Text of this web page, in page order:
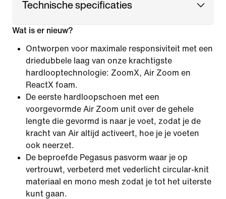
Technische specificaties
Wat is er nieuw?
Ontworpen voor maximale responsiviteit met een
driedubbele laag van onze krachtigste
hardlooptechnologie: ZoomX, Air Zoom en
ReactX foam.
De eerste hardloopschoen met een
voorgevormde Air Zoom unit over de gehele
lengte die gevormd is naar je voet, zodat je de
kracht van Air altijd activeert, hoe je je voeten
ook neerzet.
De beproefde Pegasus pasvorm waar je op
vertrouwt, verbeterd met vederlicht circular-knit
materiaal en mono mesh zodat je tot het uiterste
kunt gaan.